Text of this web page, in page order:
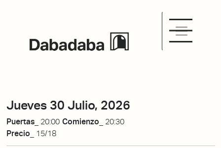
Jueves 30 Julio, 2026
Puertas_ 20:00 Comienzo_ 20:30
Precio_
15/18